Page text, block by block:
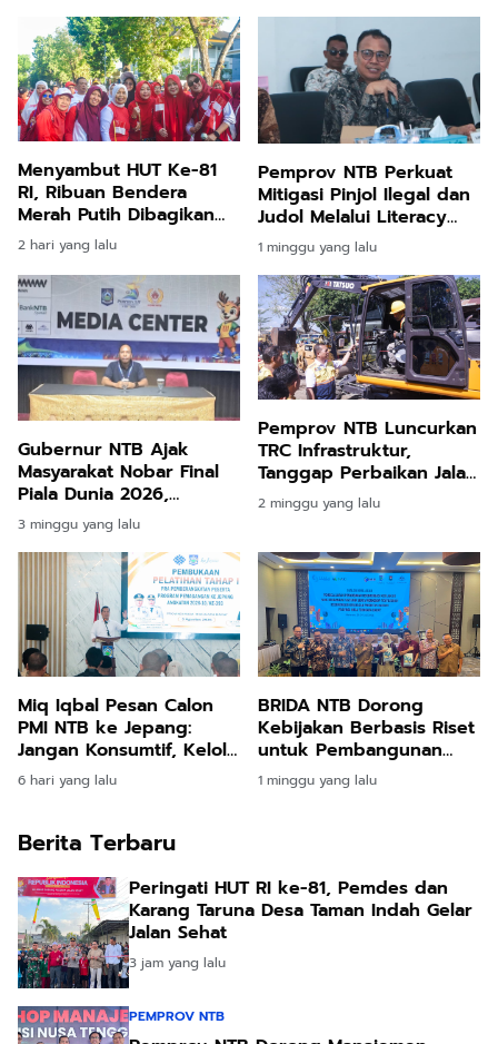
Menyambut HUT Ke-81
RI, Ribuan Bendera
Merah Putih Dibagikan
kepada Masyarakat
2 hari yang lalu
Pemprov NTB Perkuat
Mitigasi Pinjol Ilegal dan
Judol Melalui Literacy
Digital
1 minggu yang lalu
Gubernur NTB Ajak
Masyarakat Nobar Final
Piala Dunia 2026,
Berbaur Tanpa Sekat di
Bumi Gora
3 minggu yang lalu
Pemprov NTB Luncurkan
TRC Infrastruktur,
Tanggap Perbaikan Jalan
2.500 Km
2 minggu yang lalu
Miq Iqbal Pesan Calon
PMI NTB ke Jepang:
Jangan Konsumtif, Kelola
Uang untuk Investasi
6 hari yang lalu
BRIDA NTB Dorong
Kebijakan Berbasis Riset
untuk Pembangunan
Daerah Berdampak
1 minggu yang lalu
Berita Terbaru
Peringati HUT RI ke-81, Pemdes dan
Karang Taruna Desa Taman Indah Gelar
Jalan Sehat
3 jam yang lalu
PEMPROV NTB